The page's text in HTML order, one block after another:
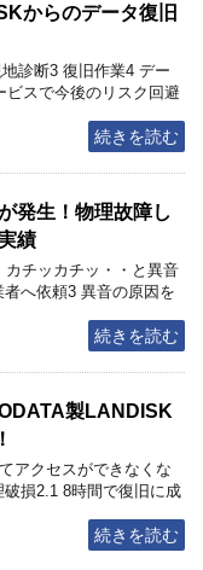
からのデータ復旧
診断3 復旧作業4 デー
ビスで今後のリスク回避
続きを読む
発生！物理故障し
績
チッカチッ・・と異音
へ依頼3 異音の原因を
続きを読む
製LANDISK
アクセスができなくな
損2.1 8時間で復旧に成
続きを読む